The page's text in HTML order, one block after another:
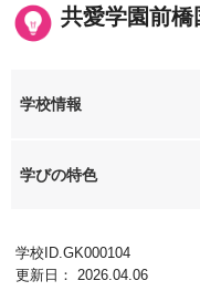
共愛学園前
学校情報
学びの特色
学校ID.GK000104
更新日： 2026.04.06